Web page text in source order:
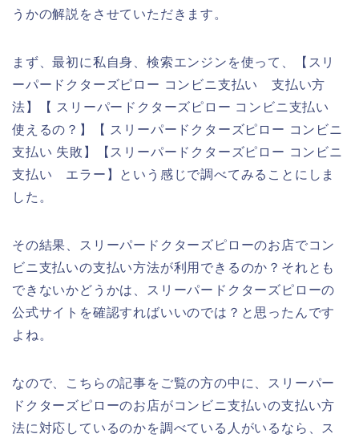
うかの解説をさせていただきます。
まず、最初に私自身、検索エンジンを使って、【スリ
ーパードクターズピロー コンビニ支払い 支払い方
法】【 スリーパードクターズピロー コンビニ支払い
使えるの？】【 スリーパードクターズピロー コンビニ
支払い 失敗】【スリーパードクターズピロー コンビニ
支払い エラー】という感じで調べてみることにしま
した。
その結果、スリーパードクターズピローのお店でコン
ビニ支払いの支払い方法が利用できるのか？それとも
できないかどうかは、スリーパードクターズピローの
公式サイトを確認すればいいのでは？と思ったんです
よね。
なので、こちらの記事をご覧の方の中に、スリーパー
ドクターズピローのお店がコンビニ支払いの支払い方
法に対応しているのかを調べている人がいるなら、ス